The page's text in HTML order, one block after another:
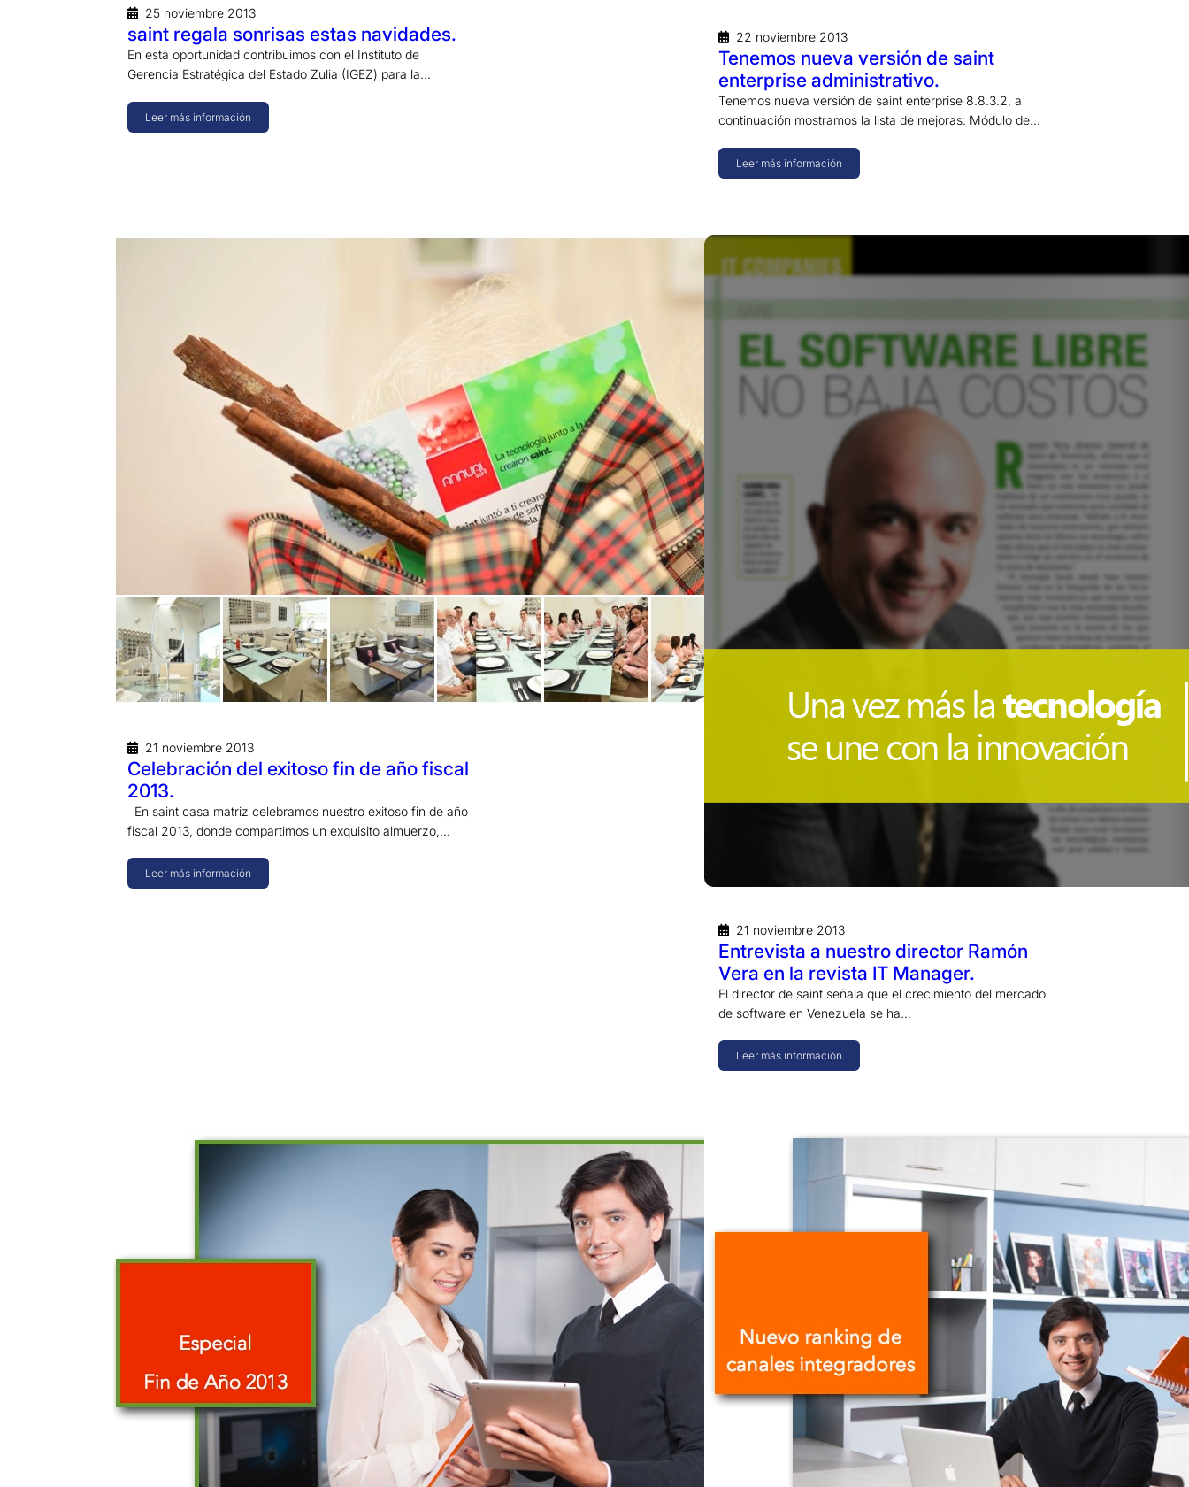
25 noviembre 2013
saint regala sonrisas estas navidades.
En esta oportunidad contribuimos con el Instituto de
Gerencia Estratégica del Estado Zulia (IGEZ) para la…
Leer más información
22 noviembre 2013
Tenemos nueva versión de saint
enterprise administrativo.
Tenemos nueva versión de saint enterprise 8.8.3.2, a
continuación mostramos la lista de mejoras: Módulo de…
Leer más información
21 noviembre 2013
Celebración del exitoso fin de año fiscal
2013.
En saint casa matriz celebramos nuestro exitoso fin de año
fiscal 2013, donde compartimos un exquisito almuerzo,…
Leer más información
21 noviembre 2013
Entrevista a nuestro director Ramón
Vera en la revista IT Manager.
El director de saint señala que el crecimiento del mercado
de software en Venezuela se ha…
Leer más información